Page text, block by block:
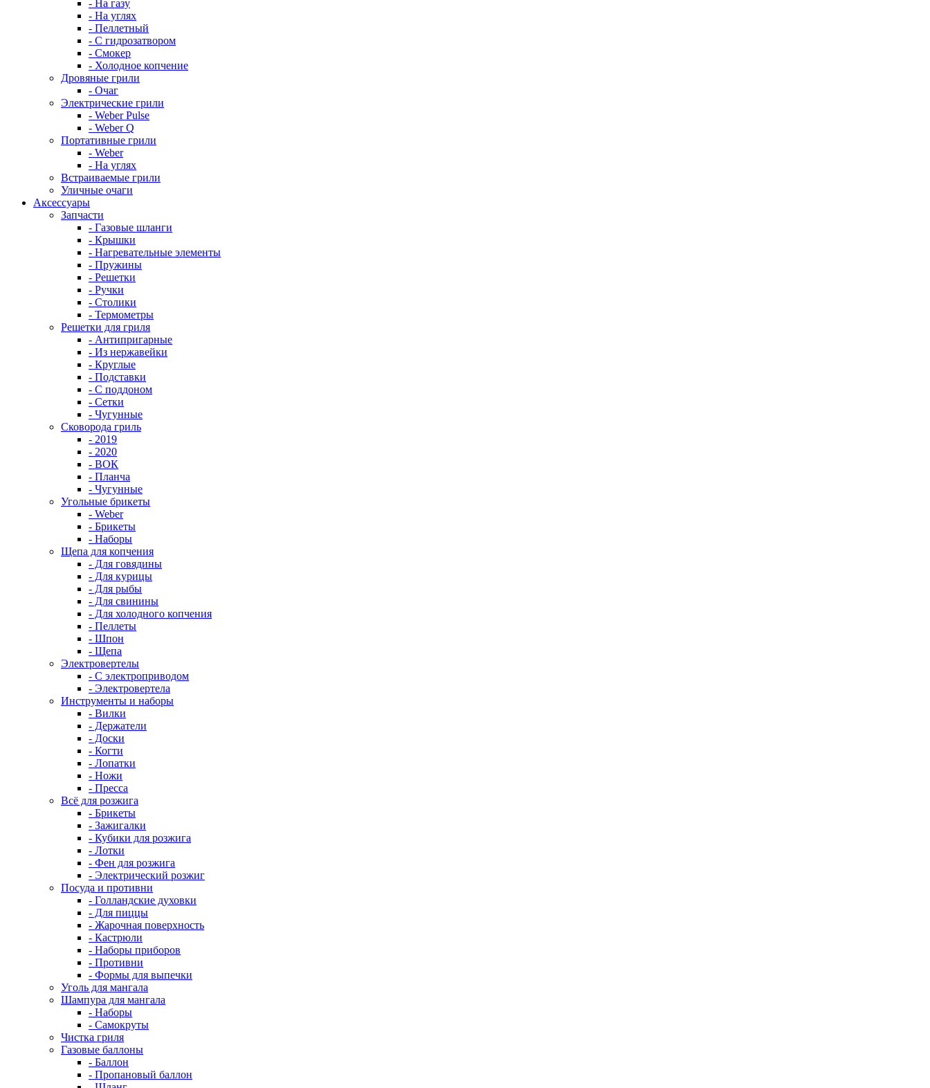
- На газу
- На углях
- Пеллетный
- С гидрозатвором
- Смокер
- Холодное копчение
Дровяные грили
- Очаг
Электрические грили
- Weber Pulse
- Weber Q
Портативные грили
- Weber
- На углях
Встраиваемые грили
Уличные очаги
Аксессуары
Запчасти
- Газовые шланги
- Крышки
- Нагревательные элементы
- Пружины
- Решетки
- Ручки
- Столики
- Термометры
Решетки для гриля
- Антипригарные
- Из нержавейки
- Круглые
- Подставки
- С поддоном
- Сетки
- Чугунные
Сковорода гриль
- 2019
- 2020
- ВОК
- Планча
- Чугунные
Угольные брикеты
- Weber
- Брикеты
- Наборы
Щепа для копчения
- Для говядины
- Для курицы
- Для рыбы
- Для свинины
- Для холодного копчения
- Пеллеты
- Шпон
- Щепа
Электровертелы
- С электроприводом
- Электровертела
Инструменты и наборы
- Вилки
- Держатели
- Доски
- Когти
- Лопатки
- Ножи
- Пресса
Всё для розжига
- Брикеты
- Зажигалки
- Кубики для розжига
- Лотки
- Фен для розжига
- Электрический розжиг
Посуда и противни
- Голландские духовки
- Для пиццы
- Жарочная поверхность
- Кастрюли
- Наборы приборов
- Противни
- Формы для выпечки
Уголь для мангала
Шампура для мангала
- Наборы
- Самокруты
Чистка гриля
Газовые баллоны
- Баллон
- Пропановый баллон